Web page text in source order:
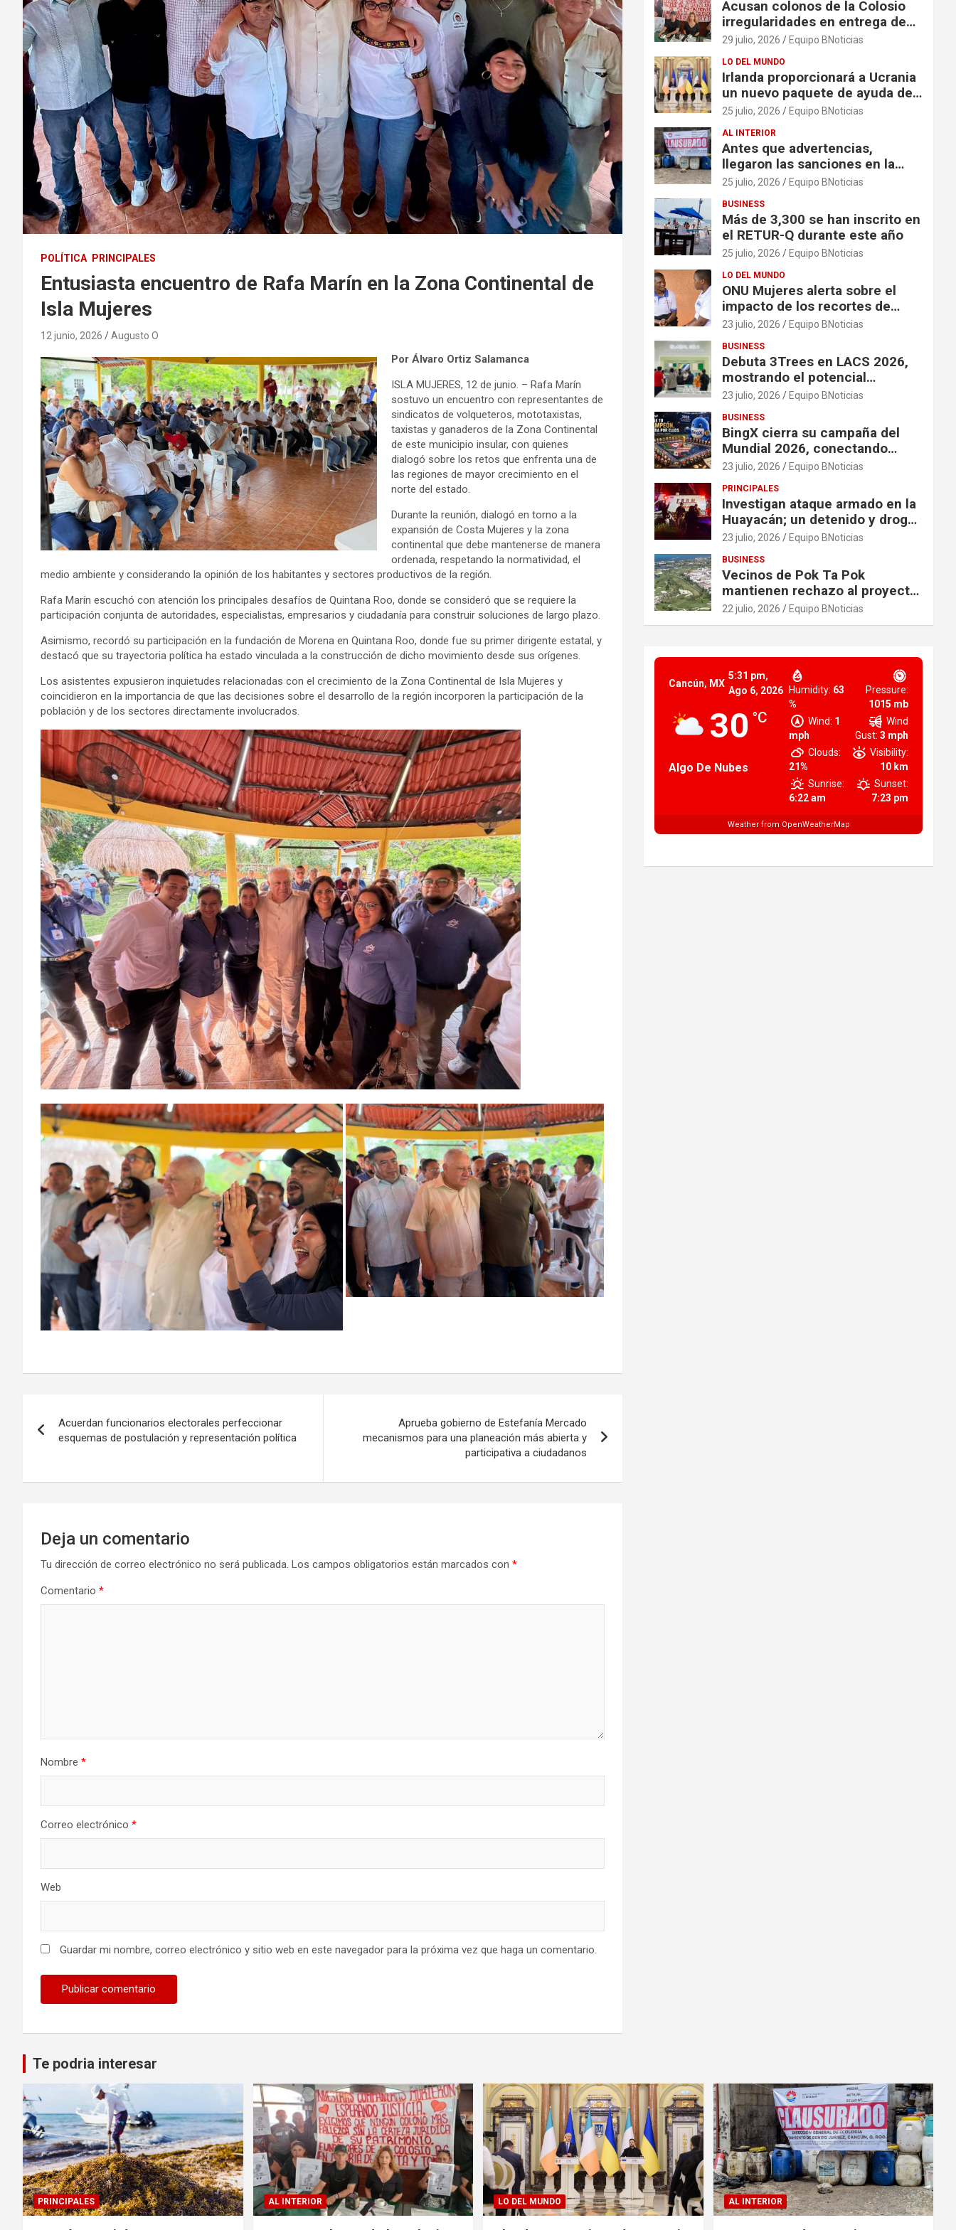
POLÍTICA PRINCIPALES
Entusiasta encuentro de Rafa Marín en la Zona Continental de
Isla Mujeres
12 junio, 2026 Augusto O
Por Álvaro Ortiz Salamanca
ISLA MUJERES, 12 de junio. – Rafa Marín
sostuvo un encuentro con representantes de
sindicatos de volqueteros, mototaxistas,
taxistas y ganaderos de la Zona Continental
de este municipio insular, con quienes
dialogó sobre los retos que enfrenta una de
las regiones de mayor crecimiento en el
norte del estado.
Durante la reunión, dialogó en torno a la
expansión de Costa Mujeres y la zona
continental que debe mantenerse de manera
ordenada, respetando la normatividad, el
medio ambiente y considerando la opinión de los habitantes y sectores productivos de la región.
Rafa Marín escuchó con atención los principales desafíos de Quintana Roo, donde se consideró que se requiere la
participación conjunta de autoridades, especialistas, empresarios y ciudadanía para construir soluciones de largo plazo.
Asimismo, recordó su participación en la fundación de Morena en Quintana Roo, donde fue su primer dirigente estatal, y
destacó que su trayectoria política ha estado vinculada a la construcción de dicho movimiento desde sus orígenes.
Los asistentes expusieron inquietudes relacionadas con el crecimiento de la Zona Continental de Isla Mujeres y
coincidieron en la importancia de que las decisiones sobre el desarrollo de la región incorporen la participación de la
población y de los sectores directamente involucrados.
de
Acuerdan funcionarios electorales perfeccionar
esquemas de postulación y representación política
Aprueba gobierno de Estefanía Mercado
mecanismos para una planeación más abierta y
participativa a ciudadanos
Deja un comentario
Tu dirección de correo electrónico no será publicada. Los campos obligatorios están marcados con *
Comentario *
Nombre *
Correo electrónico *
Web
Guardar mi nombre, correo electrónico y sitio web en este navegador para la próxima vez que haga un comentario.
Acusan colonos de la Colosio
irregularidades en entrega de
escrituras
29 julio, 2026 Equipo BNoticias
LO DEL MUNDO
Irlanda proporcionará a Ucrania
un nuevo paquete de ayuda de
125 millones de euros
25 julio, 2026 Equipo BNoticias
AL INTERIOR
Antes que advertencias,
llegaron las sanciones en la
colonia El Milagro
25 julio, 2026 Equipo BNoticias
BUSINESS
Más de 3,300 se han inscrito en
el RETUR-Q durante este año
25 julio, 2026 Equipo BNoticias
LO DEL MUNDO
ONU Mujeres alerta sobre el
impacto de los recortes de
financiación en organizaciones
en contextos de crisis
23 julio, 2026 Equipo BNoticias
BUSINESS
Debuta 3Trees en LACS 2026,
mostrando el potencial
ecológico de China en América
23 julio, 2026 Equipo BNoticias
BUSINESS
BingX cierra su campaña del
Mundial 2026, conectando
comunidades a través de
23 julio, 2026 Equipo BNoticias
PRINCIPALES
Investigan ataque armado en la
Huayacán; un detenido y droga
asegurada tras persecución
23 julio, 2026 Equipo BNoticias
BUSINESS
Vecinos de Pok Ta Pok
mantienen rechazo al proyecto
Bosque Real
22 julio, 2026 Equipo BNoticias
Cancún, MX
5:31 pm,
Ago 6, 2026
30 °C
Algo De Nubes
Humidity: 63
%
Pressure:
1015 mb
Wind: 1
mph
Wind
Gust: 3 mph
Clouds:
21%
Visibility:
10 km
Sunrise:
6:22 am
Sunset:
7:23 pm
Weather from OpenWeatherMap
Te podria interesar
PRINCIPALES AL INTERIOR LO DEL MUNDO AL INTERIOR